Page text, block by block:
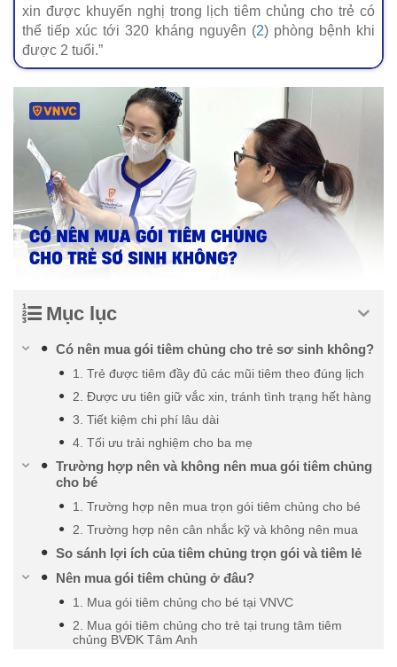
xin được khuyến nghị trong lịch tiêm chủng cho trẻ có
thể tiếp xúc tới 320 kháng nguyên (2) phòng bệnh khi
được 2 tuổi.”
Mục lục
Có nên mua gói tiêm chủng cho trẻ sơ sinh không?
1. Trẻ được tiêm đầy đủ các mũi tiêm theo đúng lịch
2. Được ưu tiên giữ vắc xin, tránh tình trạng hết hàng
3. Tiết kiệm chi phí lâu dài
4. Tối ưu trải nghiệm cho ba mẹ
Trường hợp nên và không nên mua gói tiêm chủng
cho bé
1. Trường hợp nên mua trọn gói tiêm chủng cho bé
2. Trường hợp nên cân nhắc kỹ và không nên mua
So sánh lợi ích của tiêm chủng trọn gói và tiêm lẻ
Nên mua gói tiêm chủng ở đâu?
1. Mua gói tiêm chủng cho bé tại VNVC
2. Mua gói tiêm chủng cho trẻ tại trung tâm tiêm
chủng BVĐK Tâm Anh